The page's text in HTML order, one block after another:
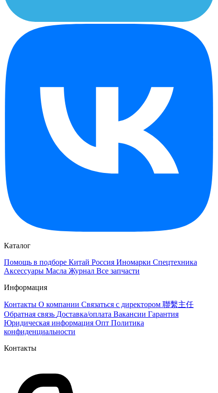
Каталог
Помощь в подборе Китай Россия Иномарки Спецтехника
Аксессуары Масла Журнал Все запчасти
Информация
Контакты О компании Связаться с директором 聯繫主任
Обратная связь Доставка/оплата Вакансии Гарантия
Юридическая информация Опт Политика
конфиденциальности
Контакты